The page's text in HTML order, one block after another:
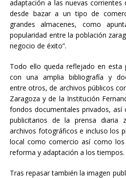
adaptación a las nuevas corrientes
desde bazar a un tipo de
grandes almacenes, como
popularidad entre la población
negocio de éxito”.
Todo ello queda reflejado en esta
con una amplia bibliografía y
entre otros, de archivos públicos
Zaragoza y de la Institución
fondos documentales privados, así
publicitarios de la prensa diaria
archivos fotográficos e incluso los
local como comercio así como
reforma y adaptación a los tiempos.
Tras repasar también la imagen